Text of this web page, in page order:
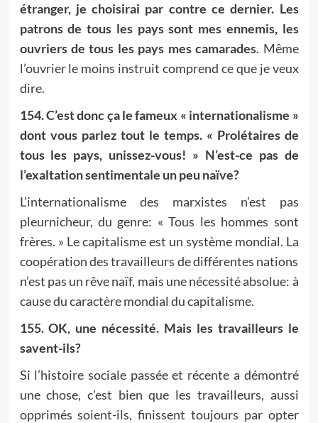
étranger, je choisirai par contre ce dernier. Les
patrons de tous les pays sont mes ennemis, les
ouvriers de tous les pays mes camarades. Même
l’ouvrier le moins instruit comprend ce que je veux
dire.
154. C’est donc ça le fameux « internationalisme »
dont vous parlez tout le temps. « Prolétaires de
tous les pays, unissez-vous! » N’est-ce pas de
l’exaltation sentimentale un peu naïve?
L’internationalisme des marxistes n’est pas
pleurnicheur, du genre: « Tous les hommes sont
frères. » Le capitalisme est un système mondial. La
coopération des travailleurs de différentes nations
n’est pas un rêve naïf, mais une nécessité absolue: à
cause du caractère mondial du capitalisme.
155. OK, une nécessité. Mais les travailleurs le
savent-ils?
Si l’histoire sociale passée et récente a démontré
une chose, c’est bien que les travailleurs, aussi
opprimés soient-ils, finissent toujours par opter